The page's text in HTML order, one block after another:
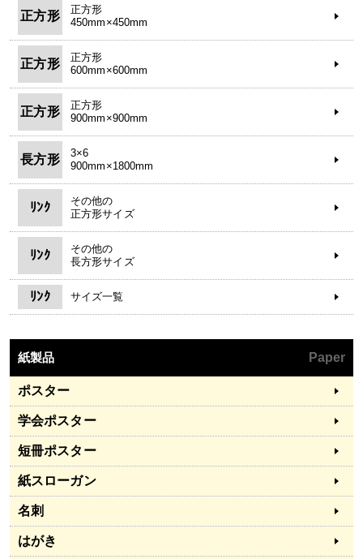
正方形
正方形
450mm×450mm
正方形
正方形
600mm×600mm
正方形
正方形
900mm×900mm
長方形
3×6
900mm×1800mm
ﾘﾝｸ
その他の
正方形サイズ
ﾘﾝｸ
その他の
長方形サイズ
ﾘﾝｸ サイズ一覧
紙製品 Paper
ポスター
学会ポスター
短冊ポスター
紙スローガン
名刺
はがき